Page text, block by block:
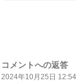
コメントへの返答
2024年10月25日 12:54